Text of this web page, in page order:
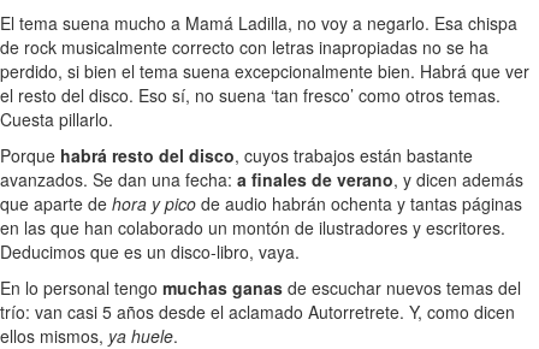
El tema suena mucho a Mamá Ladilla, no voy a negarlo. Esa chispa
de rock musicalmente correcto con letras inapropiadas no se ha
perdido, si bien el tema suena excepcionalmente bien. Habrá que ver
el resto del disco. Eso sí, no suena ‘tan fresco’ como otros temas.
Cuesta pillarlo.
Porque habrá resto del disco, cuyos trabajos están bastante
avanzados. Se dan una fecha: a finales de verano, y dicen además
que aparte de hora y pico de audio habrán ochenta y tantas páginas
en las que han colaborado un montón de ilustradores y escritores.
Deducimos que es un disco-libro, vaya.
En lo personal tengo muchas ganas de escuchar nuevos temas del
trío: van casi 5 años desde el aclamado Autorretrete. Y, como dicen
ellos mismos, ya huele.